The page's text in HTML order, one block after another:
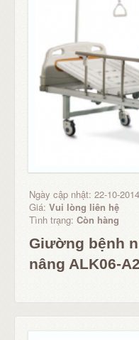
Ngày cập nhật: 22-10-2014
Giá: Vui lòng liên hệ
Tình trạng: Còn hàng
Giường bệnh
nâng ALK06-